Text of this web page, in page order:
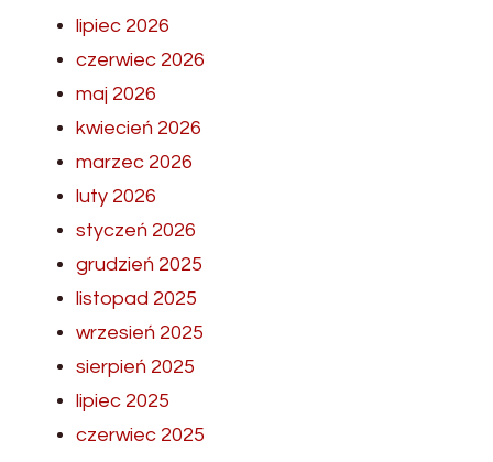
lipiec 2026
czerwiec 2026
maj 2026
kwiecień 2026
marzec 2026
luty 2026
styczeń 2026
grudzień 2025
listopad 2025
wrzesień 2025
sierpień 2025
lipiec 2025
czerwiec 2025